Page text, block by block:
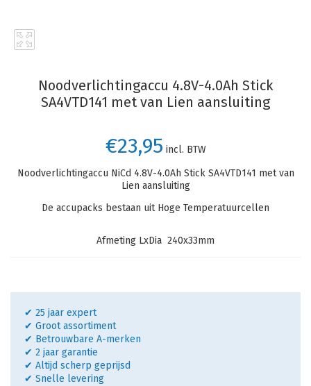
Noodverlichtingaccu 4.8V-4.0Ah Stick
SA4VTD141 met van Lien aansluiting
€23,95 incl. BTW
Noodverlichtingaccu NiCd 4.8V-4.0Ah Stick SA4VTD141 met van
Lien aansluiting
De accupacks bestaan uit Hoge Temperatuurcellen
Afmeting LxDia 240x33mm
✔ 25 jaar expert
✔ Groot assortiment
✔ Betrouwbare A-merken
✔ 2 jaar garantie
✔ Altijd scherp geprijsd
✔ Snelle levering